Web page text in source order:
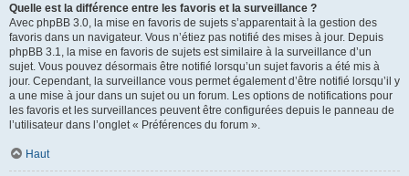
Quelle est la différence entre les favoris et la surveillance ?
Avec phpBB 3.0, la mise en favoris de sujets s’apparentait à la gestion des
favoris dans un navigateur. Vous n’étiez pas notifié des mises à jour. Depuis
phpBB 3.1, la mise en favoris de sujets est similaire à la surveillance d’un
sujet. Vous pouvez désormais être notifié lorsqu’un sujet favoris a été mis à
jour. Cependant, la surveillance vous permet également d’être notifié lorsqu’il y
a une mise à jour dans un sujet ou un forum. Les options de notifications pour
les favoris et les surveillances peuvent être configurées depuis le panneau de
l’utilisateur dans l’onglet « Préférences du forum ».
Haut